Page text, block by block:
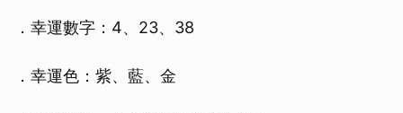
．幸運數字：4、23、38
．幸運色：紫、藍、金